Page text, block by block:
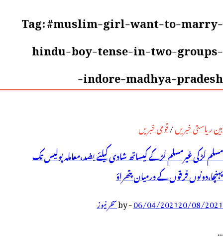
Tag:#muslim-girl-want-to-marry-
hindu-boy-tense-in-two-groups-
indore-madhya-pradesh-
بین ریاستی خبریں/قومی خبریں
مسلم لڑکی غیرمسلم لڑکے کیساتھ شادی کیلئے بضد،معاملہ پولیس تک
پہنچا،دونوں فرقوں کے درمیان پتھراؤ
06/04/202120/08/2021
-
byسحر نیوز
…